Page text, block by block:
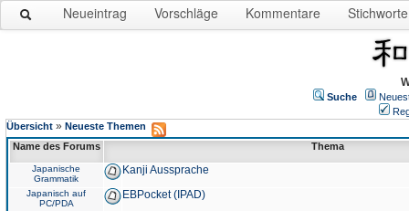
Neueintrag Vorschläge Kommentare Stichworte
Suche
Übersicht » Neueste Themen
Name des Forums
Thema
Japanische
Grammatik
Kanji Aussprache
Japanisch auf
PC/PDA
EBPocket (IPAD)